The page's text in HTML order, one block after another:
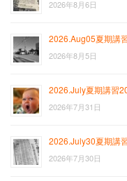
2026年8月6日
2026.Aug05夏期講
2026年8月5日
2026.July夏期講習
2026年7月31日
2026.July30夏期講
2026年7月30日